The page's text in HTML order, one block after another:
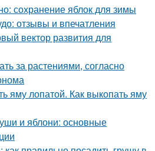
сохранение яблок для зимы
отзывы и впечатления
вектор развития для
за растениями, согласно
яму лопатой. Как выкопать яму
и яблони: основные